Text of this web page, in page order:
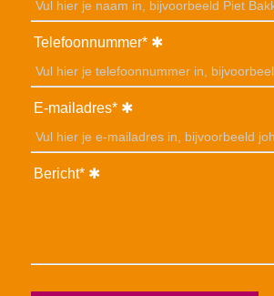
Telefoonnummer*
E-mailadres*
Bericht*